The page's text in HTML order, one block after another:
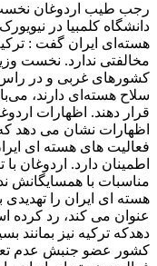
رجب طیب اردوغان نخست
دانشگاه کلمبیا در
هسته‌ای ایران گفت :
مخالفتی ندارد. نخست
کشورهای غربی و در راس
سلاح هسته‌ای دارند،
قرار دهند. اظهارات
اظهارات نشان می دهد
فعالیت های هسته ای
اطمینان دارد. اردوغان
مناسبات با همسایگانش
هسته ای ایران را
عنوان می کند، رد کرده
کشور عضو جنبش عدم